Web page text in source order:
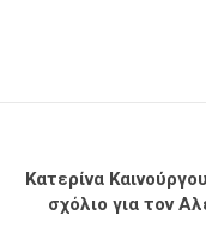
Κατερίνα
σχόλιο για τον